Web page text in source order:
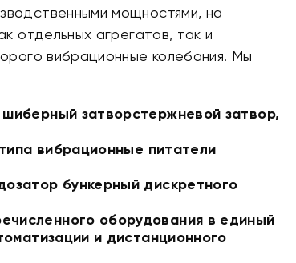
мощностями, на
отдельных агрегатов, так и
вибрационные колебания. Мы
затворстержневой затвор,
вибрационные питатели
бункерный дискретного
оборудования в единый
и дистанционного